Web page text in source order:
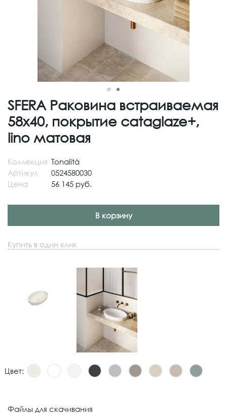
SFERA Раковина встраиваемая
58х40, покрытие cataglaze+,
lino матовая
Коллекция Tonalità
Артикул
0524580030
Цена
56 145 руб.
В корзину
Купить в один клик
Цвет:
Файлы для скачивания